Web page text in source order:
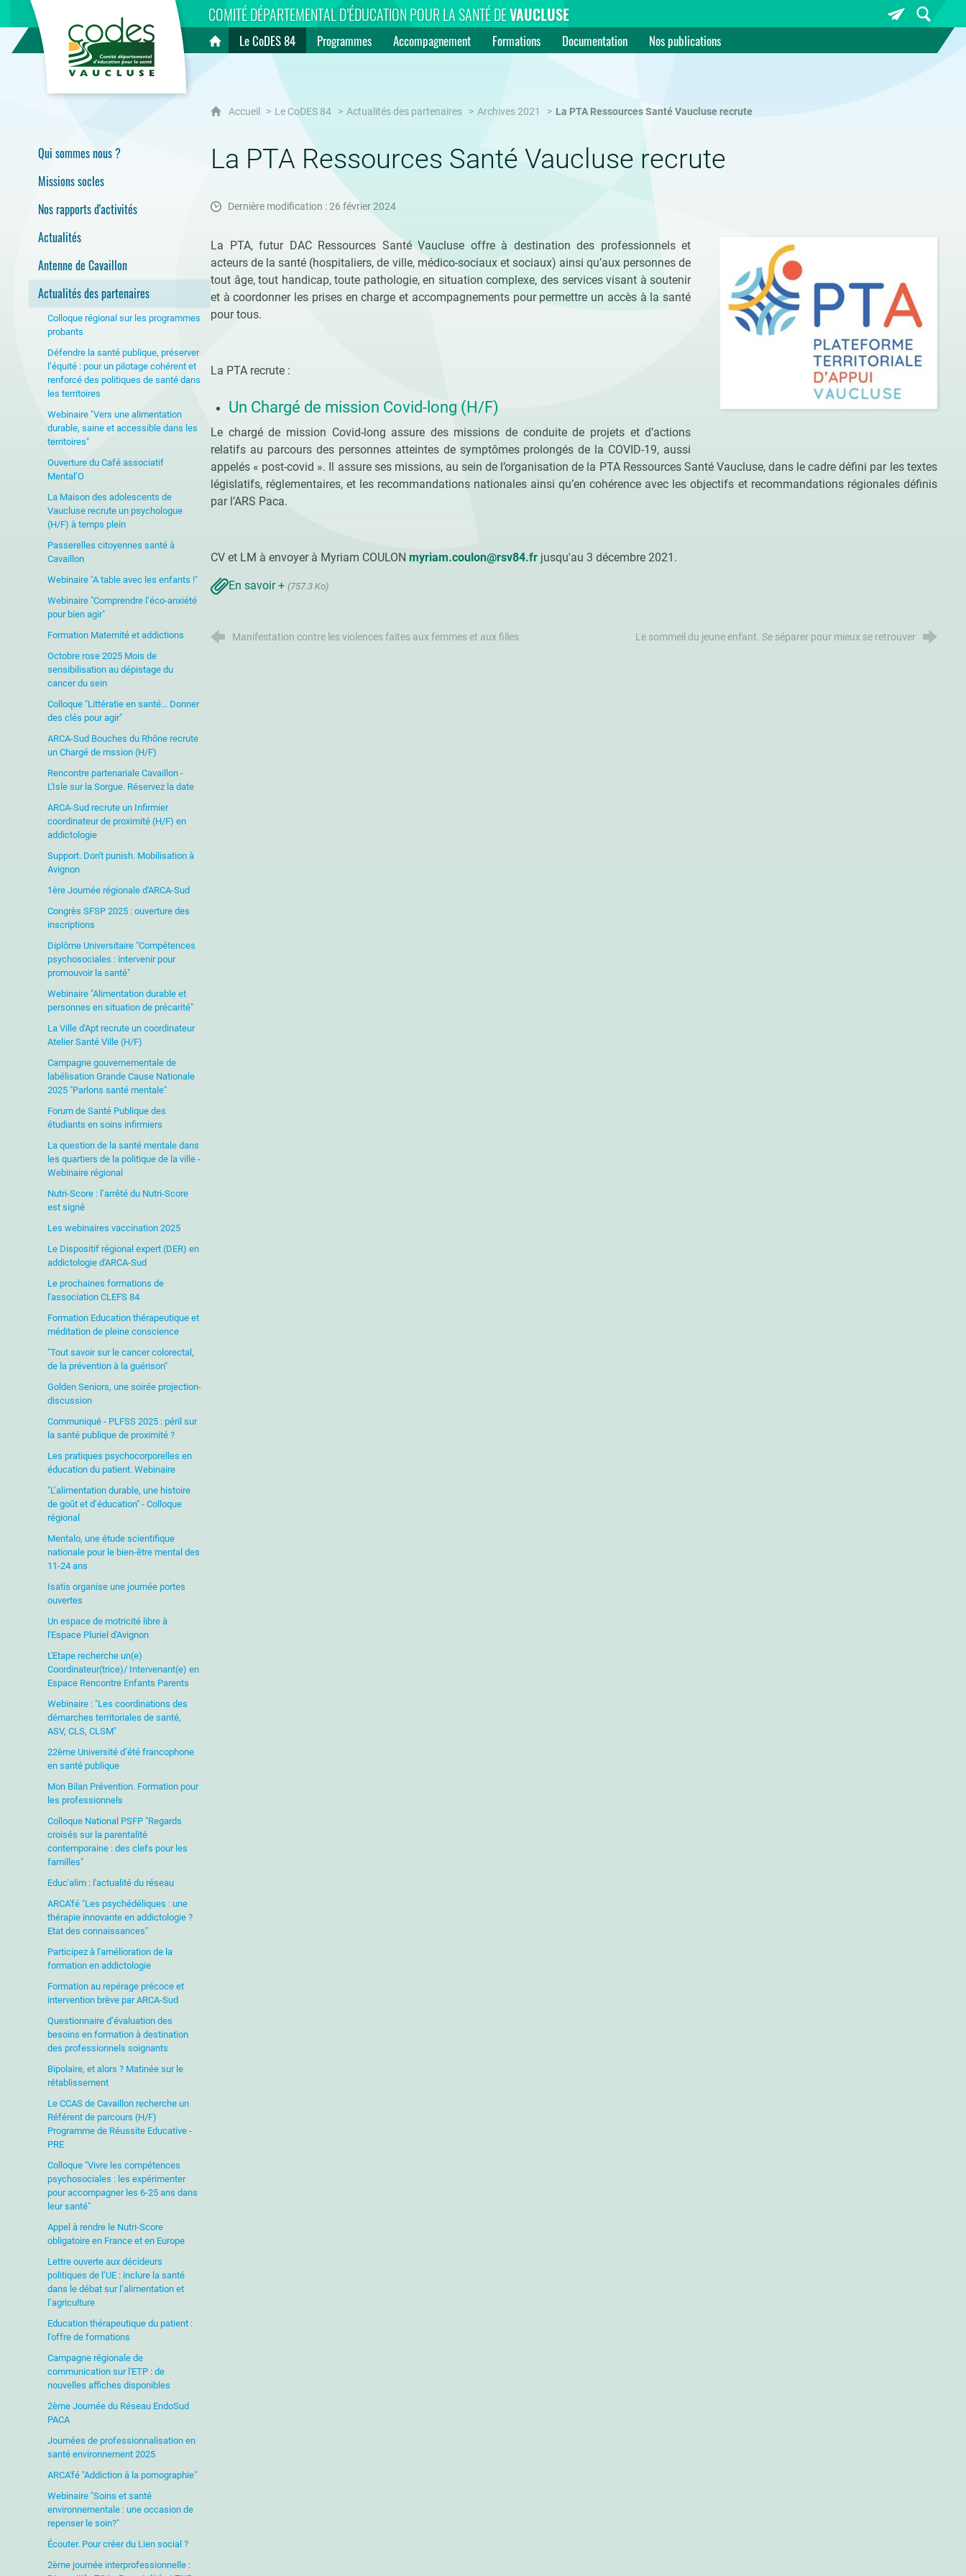
COMITÉ DÉPARTEMENTAL D’ÉDUCATION POUR LA SANTÉ DEVAUCLUSE
Accueil
Le CoDES 84 Programmes Accompagnement Formations Documentation Nos publications
Qui sommes nous ?
Missions socles
Nos rapports d'activités
Actualités
Antenne de Cavaillon
Actualités des partenaires
Colloque régional sur les programmes
probants
Défendre la santé publique, préserver
l’équité : pour un pilotage cohérent et
renforcé des politiques de santé dans
les territoires
Webinaire "Vers une alimentation
durable, saine et accessible dans les
territoires"
Ouverture du Café associatif
Mental’O
La Maison des adolescents de
Vaucluse recrute un psychologue
(H/F) à temps plein
Passerelles citoyennes santé à
Cavaillon
Webinaire "A table avec les enfants !"
Webinaire "Comprendre l’éco-anxiété
pour bien agir"
Formation Maternité et addictions
Octobre rose 2025 Mois de
sensibilisation au dépistage du
cancer du sein
Colloque "Littératie en santé... Donner
des clés pour agir"
ARCA-Sud Bouches du Rhône recrute
un Chargé de mssion (H/F)
Rencontre partenariale Cavaillon -
L'Isle sur la Sorgue. Réservez la date
ARCA-Sud recrute un Infirmier
coordinateur de proximité (H/F) en
addictologie
Support. Don't punish. Mobilisation à
Avignon
1ère Journée régionale d'ARCA-Sud
Congrès SFSP 2025 : ouverture des
inscriptions
Diplôme Universitaire "Compétences
psychosociales : intervenir pour
promouvoir la santé"
Webinaire "Alimentation durable et
personnes en situation de précarité"
La Ville d'Apt recrute un coordinateur
Atelier Santé Ville (H/F)
Campagne gouvernementale de
labélisation Grande Cause Nationale
2025 "Parlons santé mentale"
Forum de Santé Publique des
étudiants en soins infirmiers
La question de la santé mentale dans
les quartiers de la politique de la ville -
Webinaire régional
Nutri-Score : l’arrêté du Nutri-Score
est signé
Les webinaires vaccination 2025
Le Dispositif régional expert (DER) en
addictologie d'ARCA-Sud
Le prochaines formations de
l'association CLEFS 84
Formation Education thérapeutique et
méditation de pleine conscience
"Tout savoir sur le cancer colorectal,
de la prévention à la guérison"
Golden Seniors, une soirée projection-
discussion
Communiqué - PLFSS 2025 : péril sur
la santé publique de proximité ?
Les pratiques psychocorporelles en
éducation du patient. Webinaire
"L’alimentation durable, une histoire
de goût et d’éducation" - Colloque
régional
Mentalo, une étude scientifique
nationale pour le bien-être mental des
11-24 ans
Isatis organise une journée portes
ouvertes
Un espace de motricité libre à
l'Espace Pluriel d'Avignon
L'Etape recherche un(e)
Coordinateur(trice)/ Intervenant(e) en
Espace Rencontre Enfants Parents
Webinaire : "Les coordinations des
démarches territoriales de santé,
ASV, CLS, CLSM"
22ème Université d’été francophone
en santé publique
Mon Bilan Prévention. Formation pour
les professionnels
Colloque National PSFP "Regards
croisés sur la parentalité
contemporaine : des clefs pour les
familles"
Educ'alim : l'actualité du réseau
ARCA'fé "Les psychédéliques : une
thérapie innovante en addictologie ?
Etat des connaissances"
Participez à l'amélioration de la
formation en addictologie
Formation au repérage précoce et
intervention brève par ARCA-Sud
Questionnaire d’évaluation des
besoins en formation à destination
des professionnels soignants
Bipolaire, et alors ? Matinée sur le
rétablissement
Le CCAS de Cavaillon recherche un
Référent de parcours (H/F)
Programme de Réussite Educative -
PRE
Colloque "Vivre les compétences
psychosociales : les expérimenter
pour accompagner les 6-25 ans dans
leur santé"
Appel à rendre le Nutri-Score
obligatoire en France et en Europe
Lettre ouverte aux décideurs
politiques de l’UE : inclure la santé
dans le débat sur l’alimentation et
l’agriculture
Education thérapeutique du patient :
l'offre de formations
Campagne régionale de
communication sur l'ETP : de
nouvelles affiches disponibles
2ème Journée du Réseau EndoSud
PACA
Journées de professionnalisation en
santé environnement 2025
ARCA'fé "Addiction à la pornographie"
Webinaire "Soins et santé
environnementale : une occasion de
repenser le soin?"
Écouter. Pour créer du Lien social ?
2ème journée interprofessionnelle :
Accueil Le CoDES 84 Actualités des partenaires Archives 2021 La PTA Ressources Santé Vaucluse recrute
La PTA Ressources Santé Vaucluse recrute
Dernière modification : 26 février 2024
La PTA, futur DAC Ressources Santé Vaucluse offre à destination des professionnels et
acteurs de la santé (hospitaliers, de ville, médico-sociaux et sociaux) ainsi qu’aux personnes de
tout âge, tout handicap, toute pathologie, en situation complexe, des services visant à soutenir
et à coordonner les prises en charge et accompagnements pour permettre un accès à la santé
pour tous.
La PTA recrute :
Un Chargé de mission Covid-long (H/F)
Le chargé de mission Covid-long assure des missions de conduite de projets et d’actions
relatifs au parcours des personnes atteintes de symptômes prolongés de la COVID-19, aussi
appelés « post-covid ». Il assure ses missions, au sein de l’organisation de la PTA Ressources Santé Vaucluse, dans le cadre défini par les textes
législatifs, réglementaires, et les recommandations nationales ainsi qu’en cohérence avec les objectifs et recommandations régionales définis
par l’ARS Paca.
CV et LM à envoyer à Myriam COULON myriam.coulon@rsv84.frjusqu'au 3 décembre 2021.
En savoir + (757.3 Ko)
Manifestation contre les violences faites aux femmes et aux filles Le sommeil du jeune enfant. Se séparer pour mieux se retrouver